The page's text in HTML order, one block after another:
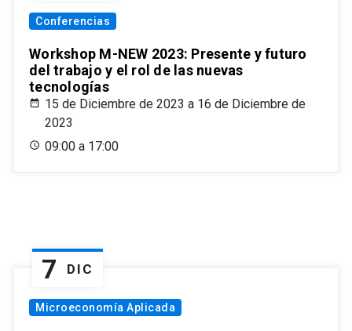
Conferencias
Workshop M-NEW 2023: Presente y futuro
del trabajo y el rol de las nuevas
tecnologías
15 de Diciembre de 2023 a 16 de Diciembre de
2023
09:00 a 17:00
7 DIC
Microeconomía Aplicada